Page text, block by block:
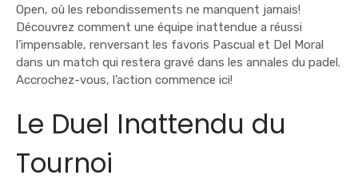
Open, où les rebondissements ne manquent jamais!
Découvrez comment une équipe inattendue a réussi
l’impensable, renversant les favoris Pascual et Del Moral
dans un match qui restera gravé dans les annales du padel.
Accrochez-vous, l’action commence ici!
Le Duel Inattendu du
Tournoi